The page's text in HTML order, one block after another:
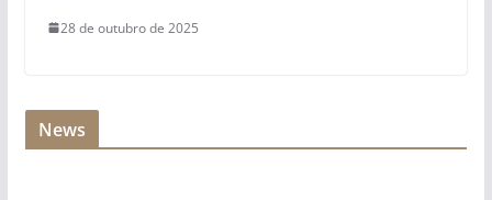
28 de outubro de 2025
News